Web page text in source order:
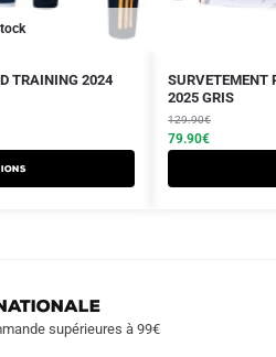
TRAINING 2024
SURVETEMENT
2025 GRIS
129.90€
Le
prix
initial
était :
79.90€
Le
prix
actuel
est :
supérieures à 99€